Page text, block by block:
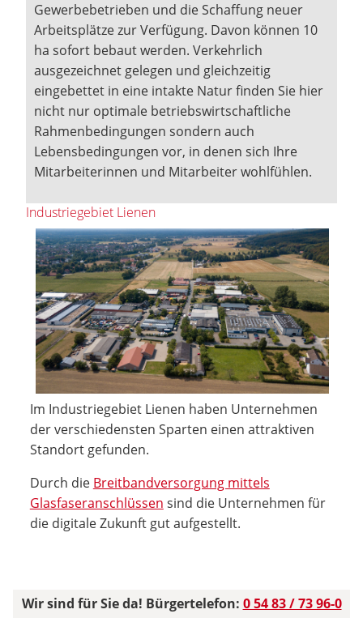
Gewerbebetrieben und die Schaffung neuer
Arbeitsplätze zur Verfügung. Davon können 10
ha sofort bebaut werden. Verkehrlich
ausgezeichnet gelegen und gleichzeitig
eingebettet in eine intakte Natur finden Sie hier
nicht nur optimale betriebswirtschaftliche
Rahmenbedingungen sondern auch
Lebensbedingungen vor, in denen sich Ihre
Mitarbeiterinnen und Mitarbeiter wohlfühlen.
Industriegebiet Lienen
Im Industriegebiet Lienen haben Unternehmen
der verschiedensten Sparten einen attraktiven
Standort gefunden.
Durch die Breitbandversorgung mittels
Glasfaseranschlüssen sind die Unternehmen für
die digitale Zukunft gut aufgestellt.
Wir sind für Sie da! Bürgertelefon: 0 54 83 / 73 96-0